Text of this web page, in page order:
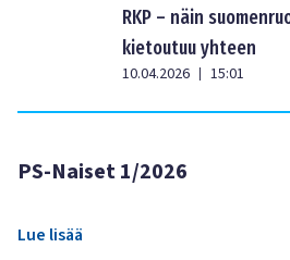
RKP – näin
kietoutuu yhteen
10.04.2026 | 15:01
PS-Naiset 1/2026
Lue lisää